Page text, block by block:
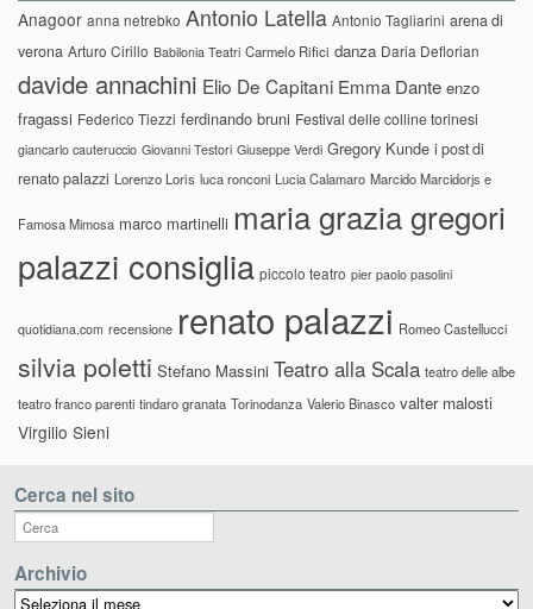
Anagoor anna netrebko Antonio Latella Antonio Tagliarini arena di
verona Arturo Cirillo Babilonia Teatri Carmelo Rifici danza Daria Deflorian
davide annachini Elio De Capitani Emma Dante enzo
fragassi Federico Tiezzi ferdinando bruni Festival delle colline torinesi
giancarlo cauteruccio Giovanni Testori Giuseppe Verdi Gregory Kunde i post di
renato palazzi Lorenzo Loris luca ronconi Lucia Calamaro Marcido Marcidorjs e
Famosa Mimosa marco martinelli maria grazia gregori
palazzi consiglia piccolo teatro pier paolo pasolini
quotidiana.com recensione renato palazzi Romeo Castellucci
silvia poletti Stefano Massini Teatro alla Scala teatro delle albe
teatro franco parenti tindaro granata Torinodanza Valerio Binasco valter malosti
Virgilio Sieni
Cerca nel sito
Archivio
Archivio